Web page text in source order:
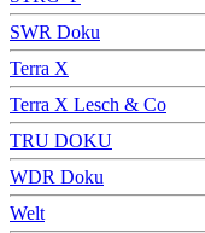
SWR Doku
Terra X
Terra X Lesch & Co
TRU DOKU
WDR Doku
Welt